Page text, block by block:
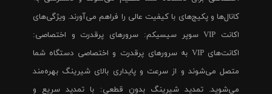
کانال‌ها و پکیج‌های با کیفیت عالی را فراهم می‌آورند. ویژگی‌های
اکانت VIP سوپر سیسیکم: سرورهای پرقدرت و اختصاصی:
اکانت‌های VIP به سرورهای پرقدرت و اختصاصی دستگاه شما
متصل می‌شوند و از سرعت و پایداری بالای شیرینگ بهره‌مند
می‌شوید. تمدید شیرینگ بدون قطعی: با تمدید سریع و